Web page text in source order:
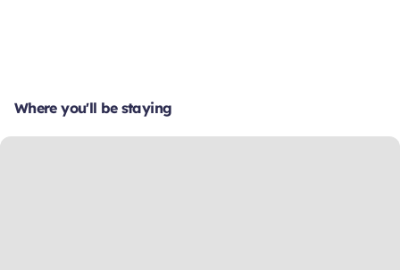
Where you'll be staying